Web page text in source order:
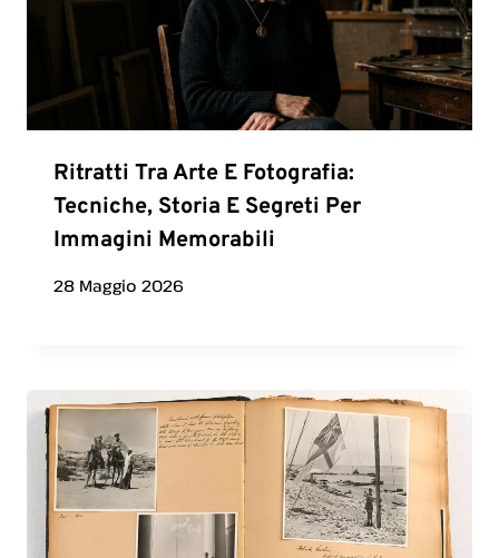
Ritratti Tra Arte E Fotografia:
Tecniche, Storia E Segreti Per
Immagini Memorabili
28 Maggio 2026